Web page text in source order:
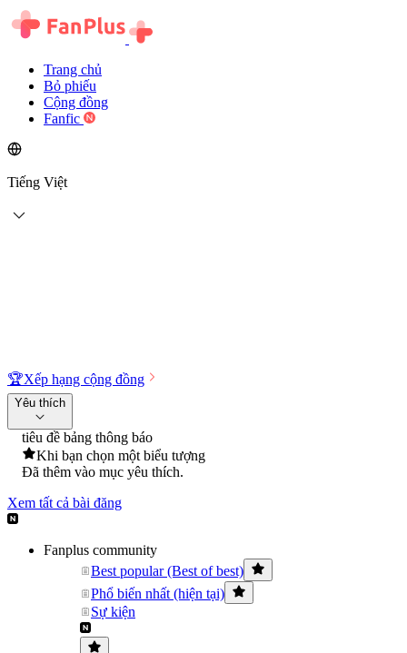
Trang chủ
Bỏ phiếu
Cộng đồng
Fanfic
Tiếng Việt
🏆Xếp hạng cộng đồng
Yêu thích
tiêu đề bảng thông báo
Khi bạn chọn một biểu tượng
Đã thêm vào mục yêu thích.
Xem tất cả bài đăng
Fanplus community
Best popular (Best of best)
Phổ biến nhất (hiện tại)
Sự kiện